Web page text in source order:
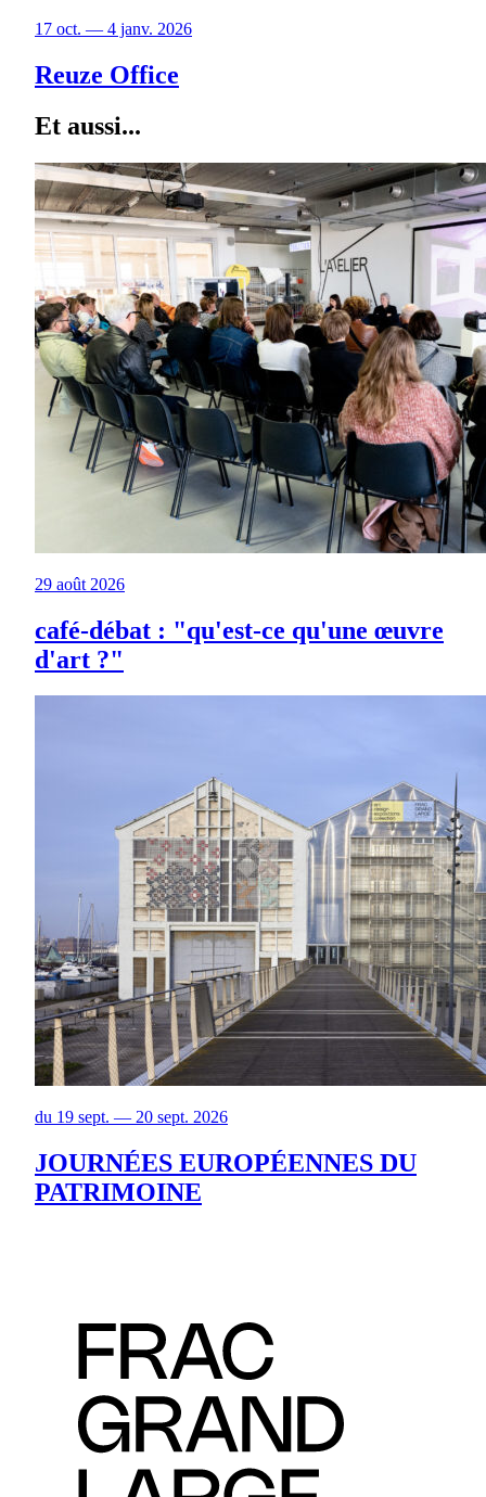
17 oct. — 4 janv. 2026
Reuze Office
Et aussi...
29 août 2026
café-débat : "qu'est-ce qu'une œuvre
d'art ?"
du 19 sept. — 20 sept. 2026
JOURNÉES EUROPÉENNES DU
PATRIMOINE